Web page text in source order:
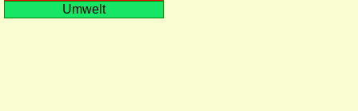
Umwelt